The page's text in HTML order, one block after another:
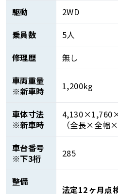
駆動
2WD
乗員数
5人
修理歴
無し
車両重量
※新車時
1,200kg
車体寸法
※新車時
（全長×全幅×
車台番号
※下3桁
285
整備
法定12ヶ月点